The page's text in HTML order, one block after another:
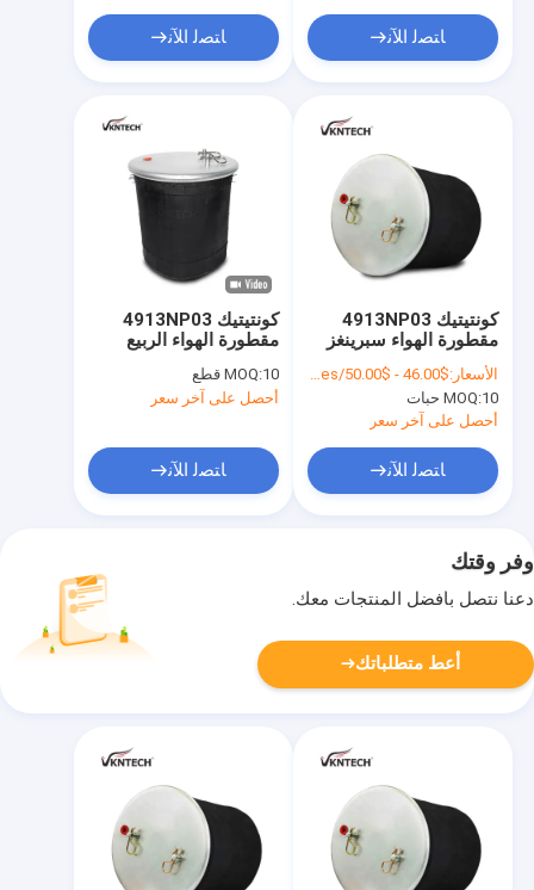
ﺎﺘﺼﻟ ﺍﻶﻧ ﺎﺘﺼﻟ ﺍﻶﻧ
كونتيتيك 4913NP03
مقطورة الهواء الربيع
لسكانيا
MOQ:10 قطع
أحصل على آخر سعر
ﺎﺘﺼﻟ ﺍﻶﻧ
كونتيتيك 4913NP03
مقطورة الهواء سبرينغز
0500 جوديير 1R14-753
لسكانيا
الأسعار:$46.00 - $50.00/Pieces
MOQ:10 حبات
أحصل على آخر سعر
ﺎﺘﺼﻟ ﺍﻶﻧ
وفر وقتك
دعنا نتصل بأفضل المنتجات معك.
أعط متطلباتك